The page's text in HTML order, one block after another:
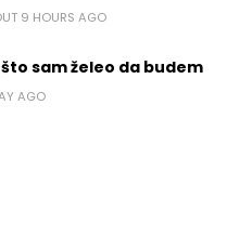
9 HOURS AGO
što sam želeo da budem
AGO